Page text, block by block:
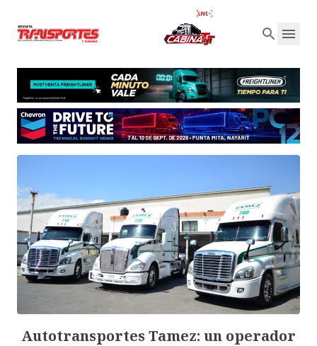
Autotransportes Tamez: un operador